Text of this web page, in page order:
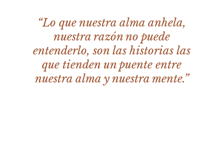
“Lo que nuestra alma anhela,
nuestra razón no puede
entenderlo, son las historias las
que tienden un puente entre
nuestra alma y nuestra mente.”